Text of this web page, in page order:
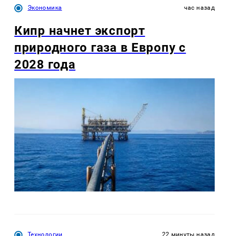
Экономика час назад
Кипр начнет экспорт
природного газа в Европу с
2028 года
Технологии 22 минуты назад